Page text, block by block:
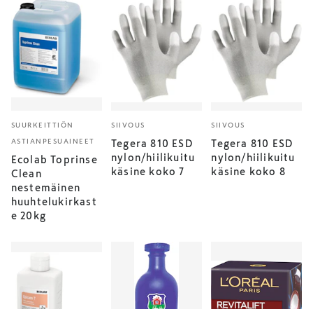
SUURKEITTIÖN
ASTIANPESUAINEET
Ecolab Toprinse
Clean
nestemäinen
huuhtelukirkast
e 20kg
SIIVOUS
Tegera 810 ESD
nylon/hiilikuitu
käsine koko 7
SIIVOUS
Tegera 810 ESD
nylon/hiilikuitu
käsine koko 8